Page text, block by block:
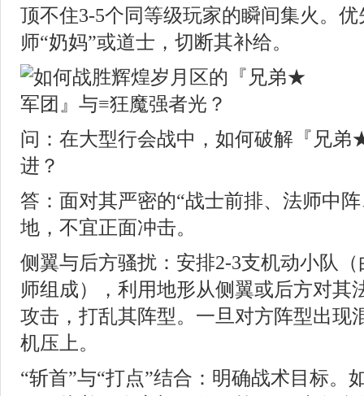
顶不住3-5个同等级玩家的瞬间集火。
师“奶妈”或道士，切断其补给。
问：在大型行会战中，如何破解『兄
进？
答：面对其严密的“战士前排、法师中
地，不宜正面冲击。
侧翼与后方骚扰：安排2-3支机动小队
师组成），利用地形从侧翼或后方对其
攻击，打乱其阵型。一旦对方阵型出现
机压上。
“斩首”与“打点”结合：明确战术目标。